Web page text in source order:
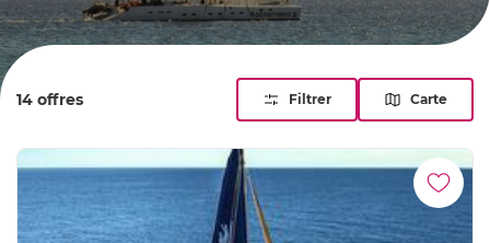
et ses marais de salins. Profitez la magie de la navigation
grâce à votre skipper qui s'occupe de tout ! Il ne vous reste
14 offres Filtrer Carte